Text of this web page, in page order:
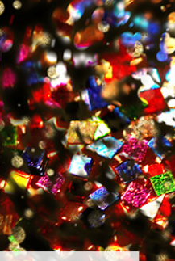
उत्पाद सुधार सेवाएं